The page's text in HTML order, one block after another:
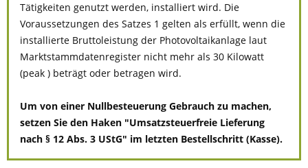
Tätigkeiten genutzt werden, installiert wird. Die
Voraussetzungen des Satzes 1 gelten als erfüllt, wenn die
installierte Bruttoleistung der Photovoltaikanlage laut
Marktstammdatenregister nicht mehr als 30 Kilowatt
(peak ) beträgt oder betragen wird.
Um von einer Nullbesteuerung Gebrauch zu machen,
setzen Sie den Haken "Umsatzsteuerfreie Lieferung
nach § 12 Abs. 3 UStG" im letzten Bestellschritt (Kasse).